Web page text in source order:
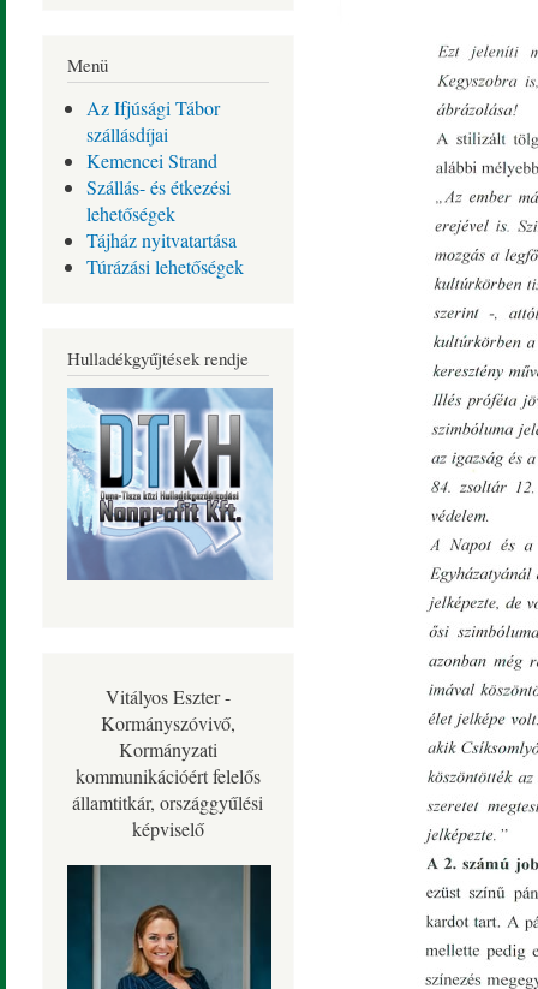
Menü
Az Ifjúsági Tábor
szállásdíjai
Kemencei Strand
Szállás- és étkezési
lehetőségek
Tájház nyitvatartása
Túrázási lehetőségek
Hulladékgyűjtések rendje
Vitályos Eszter -
Kormányszóvivő,
Kormányzati
kommunikációért felelős
államtitkár, országgyűlési
képviselő